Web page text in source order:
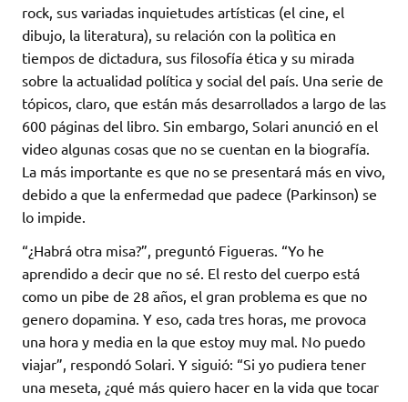
rock, sus variadas inquietudes artísticas (el cine, el
dibujo, la literatura), su relación con la polìtica en
tiempos de dictadura, sus filosofía ética y su mirada
sobre la actualidad política y social del país. Una serie de
tópicos, claro, que están más desarrollados a largo de las
600 páginas del libro. Sin embargo, Solari anunció en el
video algunas cosas que no se cuentan en la biografía.
La más importante es que no se presentará más en vivo,
debido a que la enfermedad que padece (Parkinson) se
lo impide.
“¿Habrá otra misa?”, preguntó Figueras. “Yo he
aprendido a decir que no sé. El resto del cuerpo está
como un pibe de 28 años, el gran problema es que no
genero dopamina. Y eso, cada tres horas, me provoca
una hora y media en la que estoy muy mal. No puedo
viajar”, respondó Solari. Y siguió: “Si yo pudiera tener
una meseta, ¿qué más quiero hacer en la vida que tocar